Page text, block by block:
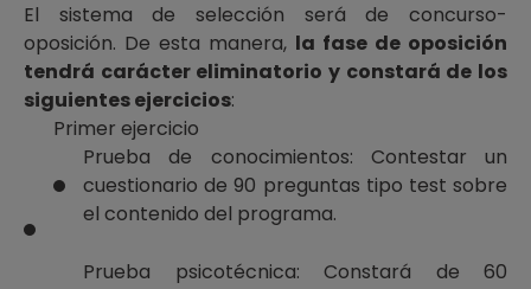
El sistema de selección será de concurso-
oposición. De esta manera, la fase de oposición
tendrá carácter eliminatorio y constará de los
siguientes ejercicios:
Primer ejercicio
Prueba de conocimientos: Contestar un
cuestionario de 90 preguntas tipo test sobre
el contenido del programa.
Prueba psicotécnica: Constará de 60